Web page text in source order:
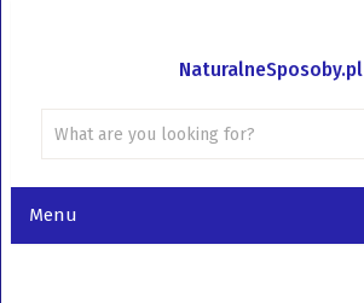
NaturalneSposoby.pl
Menu